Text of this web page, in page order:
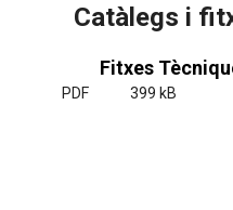
Catàlegs i
Fitxes Tècniques -
PDF 399 kB